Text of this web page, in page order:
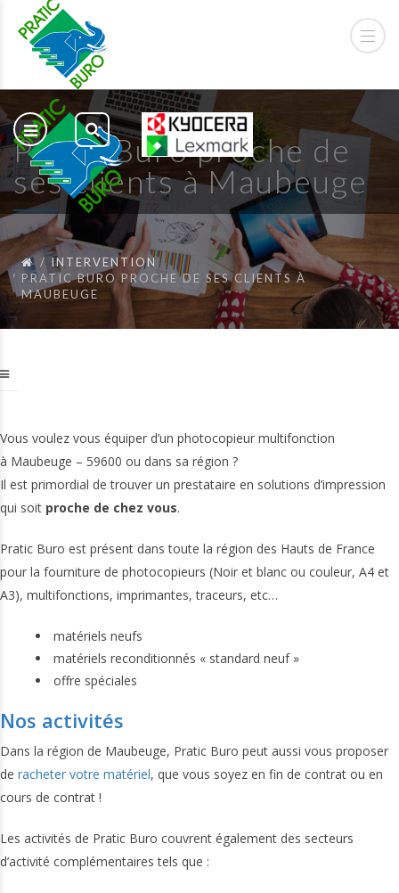
Pratic Buro proche de
ses clients à Maubeuge
INTERVENTION
PRATIC BURO PROCHE DE SES CLIENTS À
MAUBEUGE
Vous voulez vous équiper d’un photocopieur multifonction
à Maubeuge – 59600 ou dans sa région ?
Il est primordial de trouver un prestataire en solutions d’impression
qui soit proche de chez vous.
Pratic Buro est présent dans toute la région des Hauts de France
pour la fourniture de photocopieurs (Noir et blanc ou couleur, A4 et
A3), multifonctions, imprimantes, traceurs, etc…
matériels neufs
matériels reconditionnés « standard neuf »
offre spéciales
Nos activités
Dans la région de Maubeuge, Pratic Buro peut aussi vous proposer
de racheter votre matériel, que vous soyez en fin de contrat ou en
cours de contrat !
Les activités de Pratic Buro couvrent également des secteurs
d’activité complémentaires tels que :